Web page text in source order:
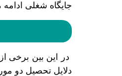
جایگاه شغلی
در این بین برخی
دلایل تحصیل دو